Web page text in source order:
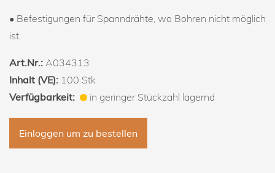
• Befestigungen für Spanndrähte, wo Bohren nicht möglich
ist.
Art.Nr.: A034313
Inhalt (VE): 100 Stk
Verfügbarkeit:
in geringer Stückzahl lagernd
Einloggen um zu bestellen